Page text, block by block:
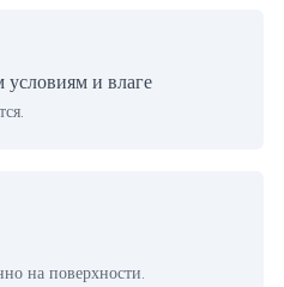
и влаге
на поверхности.